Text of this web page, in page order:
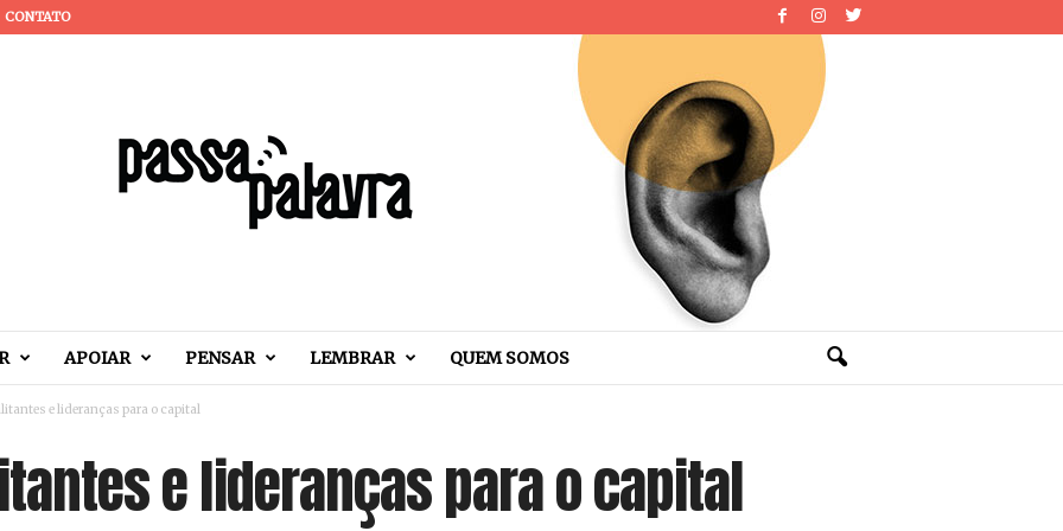
CONTATO
APOIAR PENSAR LEMBRAR QUEM SOMOS
e lideranças para o capital
e lideranças para o capital